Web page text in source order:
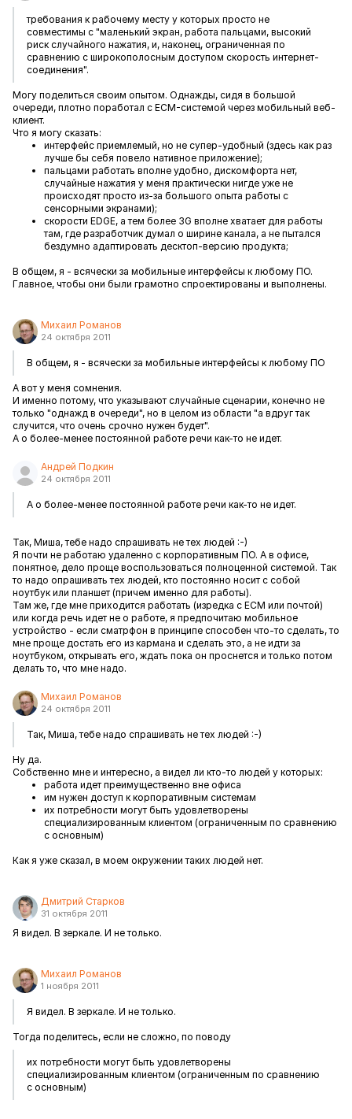
требования к рабочему месту у которых просто не
совместимы с "маленький экран, работа пальцами, высокий
риск случайного нажатия, и, наконец, ограниченная по
сравнению с широкополосным доступом скорость интернет-
соединения".
Могу поделиться своим опытом. Однажды, сидя в большой
очереди, плотно поработал с ECM-системой через мобильный веб-
клиент.
Что я могу сказать:
интерфейс приемлемый, но не супер-удобный (здесь как раз
лучше бы себя повело нативное приложение);
пальцами работать вполне удобно, дискомфорта нет,
случайные нажатия у меня практически нигде уже не
происходят просто из-за большого опыта работы с
сенсорными экранами);
скорости EDGE, а тем более 3G вполне хватает для работы
там, где разработчик думал о ширине канала, а не пытался
бездумно адаптировать десктоп-версию продукта;
В общем, я - всячески за мобильные интерфейсы к любому ПО.
Главное, чтобы они были грамотно спроектированы и выполнены.
Михаил Романов
24 октября 2011
В общем, я - всячески за мобильные интерфейсы к любому ПО
А вот у меня сомнения.
И именно потому, что указывают случайные сценарии, конечно не
только "однажд в очереди", но в целом из области "а вдруг так
случится, что очень срочно нужен будет".
А о более-менее постоянной работе речи как-то не идет.
Андрей Подкин
24 октября 2011
А о более-менее постоянной работе речи как-то не идет.
Так, Миша, тебе надо спрашивать не тех людей :-)
Я почти не работаю удаленно с корпоративным ПО. А в офисе,
понятное, дело проще воспользоваться полноценной системой. Так
то надо опрашивать тех людей, кто постоянно носит с собой
ноутбук или планшет (причем именно для работы).
Там же, где мне приходится работать (изредка с ECM или почтой)
или когда речь идет не о работе, я предпочитаю мобильное
устройство - если сматрфон в принципе способен что-то сделать, то
мне проще достать его из кармана и сделать это, а не идти за
ноутбуком, открывать его, ждать пока он проснется и только потом
делать то, что мне надо.
Михаил Романов
24 октября 2011
Так, Миша, тебе надо спрашивать не тех людей :-)
Ну да.
Собственно мне и интересно, а видел ли кто-то людей у которых:
работа идет преимущественно вне офиса
им нужен доступ к корпоративным системам
их потребности могут быть удовлетворены
специализированным клиентом (ограниченным по сравнению
с основным)
Как я уже сказал, в моем окружении таких людей нет.
Дмитрий Старков
31 октября 2011
Я видел. В зеркале. И не только.
Михаил Романов
1 ноября 2011
Я видел. В зеркале. И не только.
Тогда поделитесь, если не сложно, по поводу
их потребности могут быть удовлетворены
специализированным клиентом (ограниченным по сравнению
с основным)